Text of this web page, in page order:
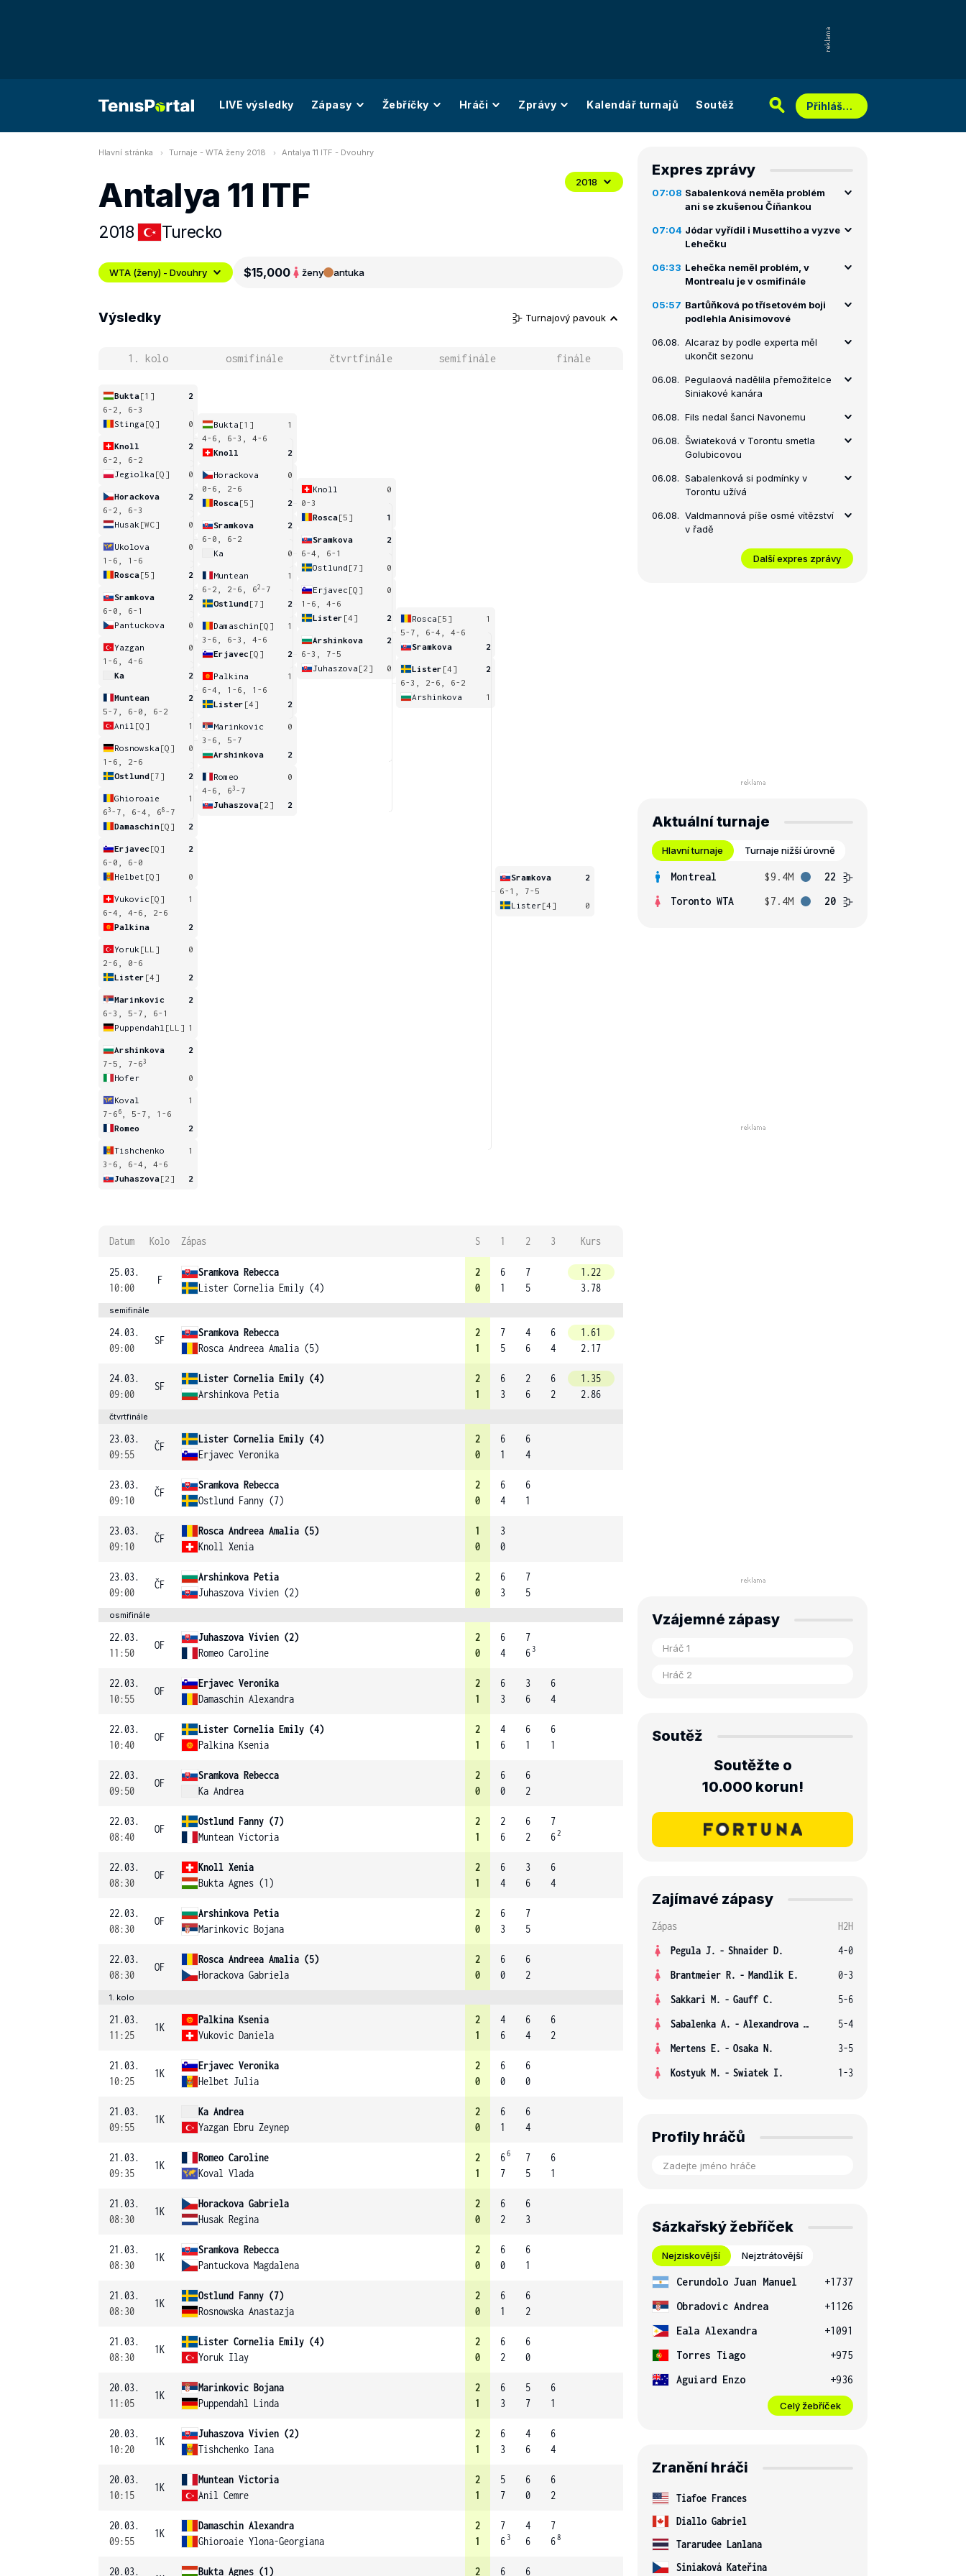
LIVE výsledky Zápasy Žebříčky Hráči Zprávy Kalendář turnajů Soutěž Přihlášení
Hlavní stránka Turnaje - WTA ženy 2018 Antalya 11 ITF - Dvouhry
Antalya 11 ITF
2018 Turecko
2018
WTA (ženy) - Dvouhry $15,000 ženy antuka
Výsledky Turnajový pavouk
1. kolo osmifinále čtvrtfinále semifinále finále
Bukta[1]
2
6-2, 6-3
Stinga [Q] 0
Knoll
2
6-2, 6-2
Jegiolka [Q] 0
Horackova
2
6-2, 6-3
Husak [WC] 0
Ukolova
0
1-6, 1-6
Rosca[5] 2
Sramkova
2
6-0, 6-1
Pantuckova
0
Yazgan
0
1-6, 4-6
Ka
2
Muntean
2
5-7, 6-0, 6-2
Anil [Q] 1
Rosnowska [Q]
0
1-6, 2-6
Ostlund[7] 2
Ghioroaie
1
63 -7, 6-4, 68 -7
Damaschin[Q] 2
Erjavec [Q]
2
6-0, 6-0
Helbet [Q] 0
Vukovic [Q]
1
6-4, 4-6, 2-6
Palkina
2
Yoruk [LL]
0
2-6, 0-6
Lister [4] 2
Marinkovic
2
6-3, 5-7, 6-1
Puppendahl [LL] 1
Arshinkova
2
7-5, 7-63
Hofer 0
Koval
1
7-6 6
, 5-7, 1-6
Romeo
2
Tishchenko
1
3-6, 6-4, 4-6
Juhaszova[2] 2
Bukta [1]
1
4-6, 6-3, 4-6
Knoll
2
Horackova
0
0-6, 2-6
Rosca[5] 2
Sramkova
2
6-0, 6-2
Ka
0
Muntean
1
6-2, 2-6, 62 -7
Ostlund[7] 2
Damaschin [Q]
1
3-6, 6-3, 4-6
Erjavec [Q] 2
Palkina
1
6-4, 1-6, 1-6
Lister [4] 2
Marinkovic
0
3-6, 5-7
Arshinkova
2
Romeo
0
4-6, 63 -7
Juhaszova[2] 2
Knoll
0
0-3
Rosca[5] 1
Sramkova
2
6-4, 6-1
Ostlund [7] 0
Erjavec [Q]
0
1-6, 4-6
Lister [4] 2
Arshinkova
2
6-3, 7-5
Juhaszova [2] 0
Rosca [5]
1
5-7, 6-4, 4-6
Sramkova
2
Lister [4]
2
6-3, 2-6, 6-2
Arshinkova
1
Sramkova
2
6-1, 7-5
Lister[4] 0
Datum Kolo Zápas S 1 2 3 Kurs
25.03.
10:00
F
Sramkova Rebecca
Lister Cornelia Emily (4)
2
0
6
1
7
5
1.22
3.78
semifinále
24.03.
09:00
SF
Sramkova Rebecca
Rosca Andreea Amalia (5)
2
1
7
5
4
6
6
4
1.61
2.17
24.03.
09:00
SF
Lister Cornelia Emily (4)
Arshinkova Petia
2
1
6
3
2
6
6
2
1.35
2.86
čtvrtfinále
23.03.
09:55
ČF
Lister Cornelia Emily (4)
Erjavec Veronika
2
0
6
1
6
4
23.03.
09:10
ČF
Sramkova Rebecca
Ostlund Fanny (7)
2
0
6
4
6
1
23.03.
09:10
ČF
Rosca Andreea Amalia (5)
Knoll Xenia
1
0
3
0
23.03.
09:00
ČF
Arshinkova Petia
Juhaszova Vivien (2)
2
0
6
3
7
5
osmifinále
22.03.
11:50
OF
Juhaszova Vivien (2)
Romeo Caroline
2
0
6
4
7
6 3
22.03.
10:55
OF
Erjavec Veronika
Damaschin Alexandra
2
1
6
3
3
6
6
4
22.03.
10:40
OF
Lister Cornelia Emily (4)
Palkina Ksenia
2
1
4
6
6
1
6
1
22.03.
09:50
OF
Sramkova Rebecca
Ka Andrea
2
0
6
0
6
2
22.03.
08:40
OF
Ostlund Fanny (7)
Muntean Victoria
2
1
2
6
6
2
7
62
22.03.
08:30
OF
Knoll Xenia
Bukta Agnes (1)
2
1
6
4
3
6
6
4
22.03.
08:30
OF
Arshinkova Petia
Marinkovic Bojana
2
0
6
3
7
5
22.03.
08:30
OF
Rosca Andreea Amalia (5)
Horackova Gabriela
2
0
6
0
6
2
1. kolo
21.03.
11:25
1K
Palkina Ksenia
Vukovic Daniela
2
1
4
6
6
4
6
2
21.03.
10:25
1K
Erjavec Veronika
Helbet Julia
2
0
6
0
6
0
21.03.
09:55
1K
Ka Andrea
Yazgan Ebru Zeynep
2
0
6
1
6
4
21.03.
09:35
1K
Romeo Caroline
Koval Vlada
2
1
66
7
7
5
6
1
21.03.
08:30
1K
Horackova Gabriela
Husak Regina
2
0
6
2
6
3
21.03.
08:30
1K
Sramkova Rebecca
Pantuckova Magdalena
2
0
6
0
6
1
21.03.
08:30
1K
Ostlund Fanny (7)
Rosnowska Anastazja
2
0
6
1
6
2
21.03.
08:30
1K
Lister Cornelia Emily (4)
Yoruk Ilay
2
0
6
2
6
0
20.03.
11:05
1K
Marinkovic Bojana
Puppendahl Linda
2
1
6
3
5
7
6
1
20.03.
10:20
1K
Juhaszova Vivien (2)
Tishchenko Iana
2
1
6
3
4
6
6
4
20.03.
10:15
1K
Muntean Victoria
Anil Cemre
2
1
5
7
6
0
6
2
20.03.
09:55
1K
Damaschin Alexandra
Ghioroaie Ylona-Georgiana
2
1
7
6 3
4
6
7
68
20.03. Bukta Agnes (1) 2 6 6
Expres zprávy
07:08 Sabalenková neměla problém
ani se zkušenou Číňankou
07:04 Jódar vyřídil i Musettiho a vyzve
Lehečku
06:33 Lehečka neměl problém, v
Montrealu je v osmifinále
05:57 Bartůňková po třísetovém boji
podlehla Anisimovové
06.08. Alcaraz by podle experta měl
ukončit sezonu
06.08. Pegulaová nadělila přemožitelce
Siniakové kanára
06.08. Fils nedal šanci Navonemu
06.08. Šwiateková v Torontu smetla
Golubicovou
06.08. Sabalenková si podmínky v
Torontu užívá
06.08. Valdmannová píše osmé vítězství
v řadě
Další expres zprávy
Aktuální turnaje
Hlavní turnaje Turnaje nižší úrovně
Montreal $9.4M
22
Toronto WTA
$7.4M 20
Vzájemné zápasy
Soutěž
Soutěžte o
10.000 korun!
Zajímavé zápasy
Zápas
H2H
Pegula J. - Shnaider D.
4-0
Brantmeier R. - Mandlik E.
0-3
Sakkari M. - Gauff C.
5-6
Sabalenka A. - Alexandrova E.
5-4
Mertens E. - Osaka N.
3-5
Kostyuk M. - Swiatek I. 1-3
Profily hráčů
Sázkařský žebříček
Nejziskovější Nejztrátovější
Cerundolo Juan Manuel
+1737
Obradovic Andrea
+1126
Eala Alexandra
+1091
Torres Tiago
+975
Aguiard Enzo
+936
Celý žebříček
Zranění hráči
Tiafoe Frances
Diallo Gabriel
Tararudee Lanlana
Siniaková Kateřina